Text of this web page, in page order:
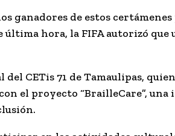
ganadores de estos
hora, la FIFA autorizó que
CETis 71 de Tamaulipas,
el proyecto “BrailleCare”,